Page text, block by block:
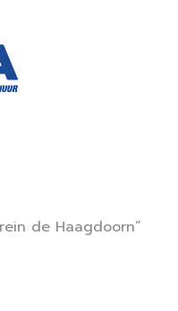
de Haagdoorn”